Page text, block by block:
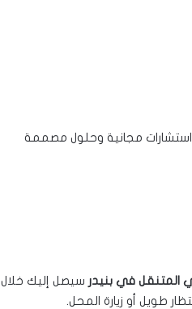
مجانية وحلول مصممة
المتنقل في بنيدر سيصل إليك خلال
طويل أو زيارة المحل.